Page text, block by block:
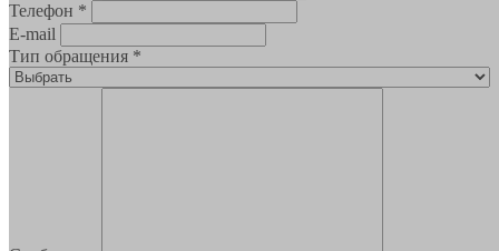
Телефон *
E-mail
Тип обращения *